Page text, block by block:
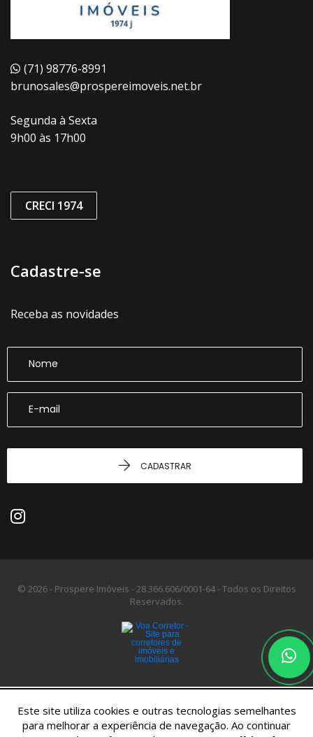
(71) 98776-8991
brunosales@prospereimoveis.net.br
Segunda à Sexta
9h00 às 17h00
CRECI 1974
Cadastre-se
Receba as novidades
CADASTRAR
© 2026 - Prospere Imóveis -28.366.606/0001-64 -Todos os Direitos
Reservados.
Este site utiliza cookies e outras tecnologias semelhantes
para melhorar a experiência de navegação. Ao continuar